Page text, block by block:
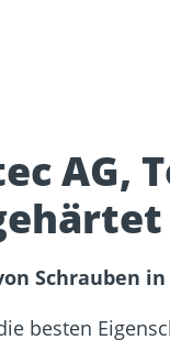
AG,
Schrauben
besten